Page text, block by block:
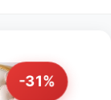
-31%